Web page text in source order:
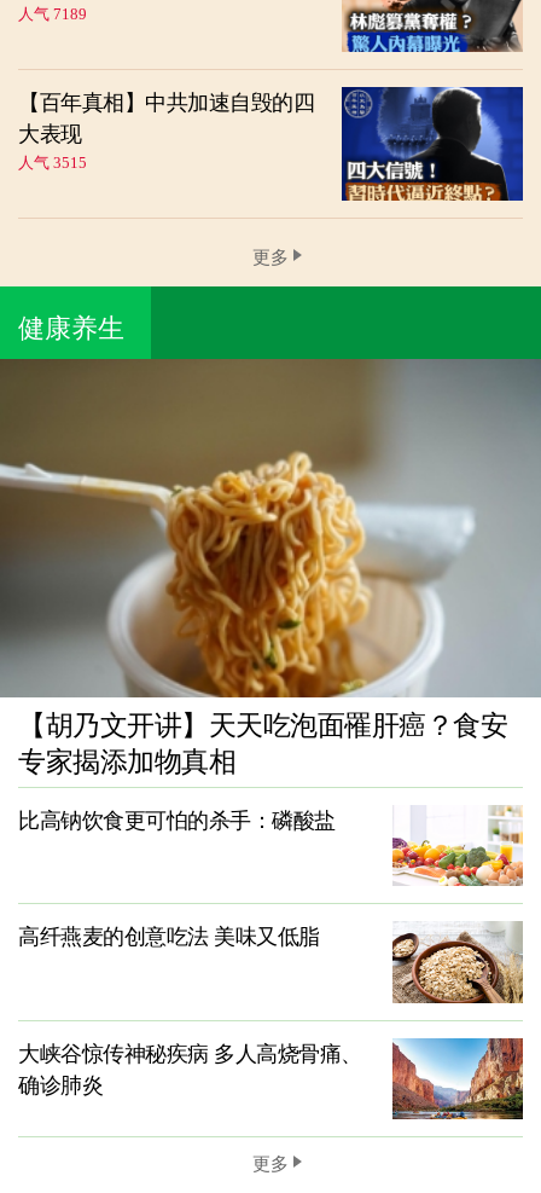
人气 7189
【百年真相】中共加速自毁的四
大表现
人气 3515
更多
健康养生
【胡乃文开讲】天天吃泡面罹肝癌？食安
专家揭添加物真相
比高钠饮食更可怕的杀手：磷酸盐
高纤燕麦的创意吃法 美味又低脂
大峡谷惊传神秘疾病 多人高烧骨痛、
确诊肺炎
更多